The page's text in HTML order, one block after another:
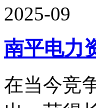
2025-09
南平电力
在当今竞